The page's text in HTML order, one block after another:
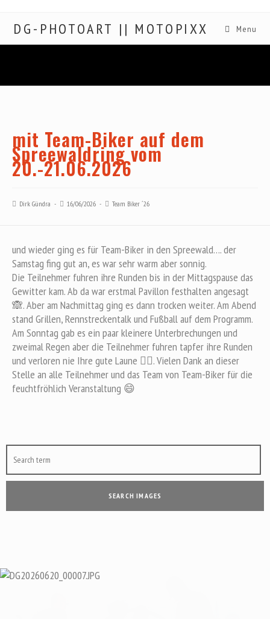
DG-PHOTOART || MOTOPIXX Menu
mit Team-Biker auf dem
Spreewaldring vom
20.-21.06.2026
Dirk Gündra 16/06/2026 Team Biker ´26
und wieder ging es für Team-Biker in den Spreewald…. der
Samstag fing gut an, es war sehr warm aber sonnig.
Die Teilnehmer fuhren ihre Runden bis in der Mittagspause das
Gewitter kam. Ab da war erstmal Pavillon festhalten angesagt
🙈. Aber am Nachmittag ging es dann trocken weiter. Am Abend
stand Grillen, Rennstreckentalk und Fußball auf dem Programm.
Am Sonntag gab es ein paar kleinere Unterbrechungen und
zweimal Regen aber die Teilnehmer fuhren tapfer ihre Runden
und verloren nie Ihre gute Laune 👍🏻. Vielen Dank an dieser
Stelle an alle Teilnehmer und das Team von Team-Biker für die
feuchtfröhlich Veranstaltung 😄